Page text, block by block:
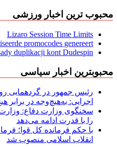
محبوب ترین اخبار ورزشی
Lizaro Session Time Limits
promocodes genereert
duplikacji kont Dudespin
محبوبترین اخبار سیاسی
رئیس جمهور در گردهمایی
اجرایی: به‌هیچ‌وجه در
سخنگوی وزارت دفاع: وزارت
را با قدرت ادامه می‌دهد
با حکم فرمانده کل قوا؛
انقلاب اسلامی منصوب شد